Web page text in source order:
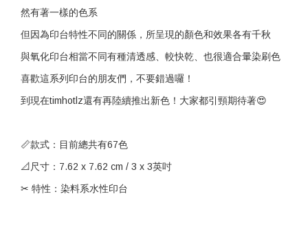
然有著一樣的色系
但因為印台特性不同的關係，所呈現的顏色和效果各有千秋
與氧化印台相當不同有種清透感、較快乾、也很適合暈染刷色
喜歡這系列印台的朋友們，不要錯過囉！
到現在timhotlz還有再陸續推出新色！大家都引頸期待著😍
📏款式：目前總共有67色
📐尺寸：7.62 x 7.62 cm / 3 x 3英吋
✂ 特性：染料系水性印台